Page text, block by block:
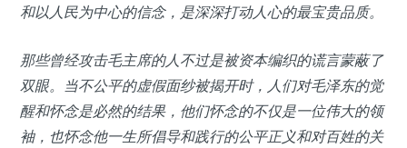
和以人民为中心的信念，是深深打动人心的最宝贵品质。
那些曾经攻击毛主席的人不过是被资本编织的谎言蒙蔽了
双眼。当不公平的虚假面纱被揭开时，人们对毛泽东的觉
醒和怀念是必然的结果，他们怀念的不仅是一位伟大的领
袖，也怀念他一生所倡导和践行的公平正义和对百姓的关